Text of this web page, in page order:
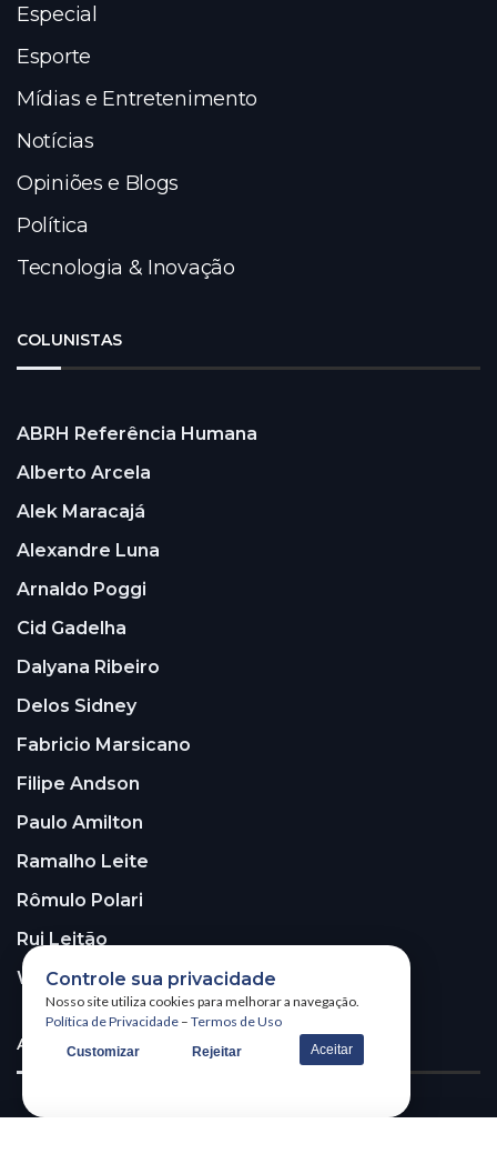
Especial
Esporte
Mídias e Entretenimento
Notícias
Opiniões e Blogs
Política
Tecnologia & Inovação
COLUNISTAS
ABRH Referência Humana
Alberto Arcela
Alek Maracajá
Alexandre Luna
Arnaldo Poggi
Cid Gadelha
Dalyana Ribeiro
Delos Sidney
Fabricio Marsicano
Filipe Andson
Paulo Amilton
Ramalho Leite
Rômulo Polari
Rui Leitão
Walter Santos
ASSINE A NOSSA NEWSLETTER!
Controle sua privacidade
Nosso site utiliza cookies para melhorar a navegação.
Política de Privacidade – Termos de Uso
Customizar Rejeitar Aceitar